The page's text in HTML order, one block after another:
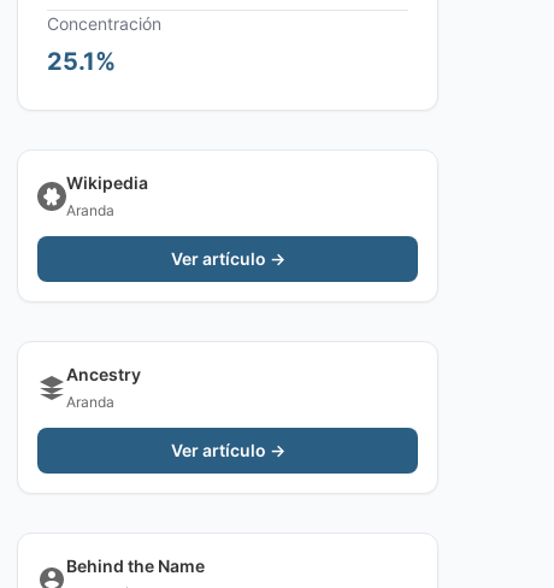
Concentración
25.1%
Wikipedia
Aranda
Ver artículo →
Ancestry
Aranda
Ver artículo →
Behind the Name